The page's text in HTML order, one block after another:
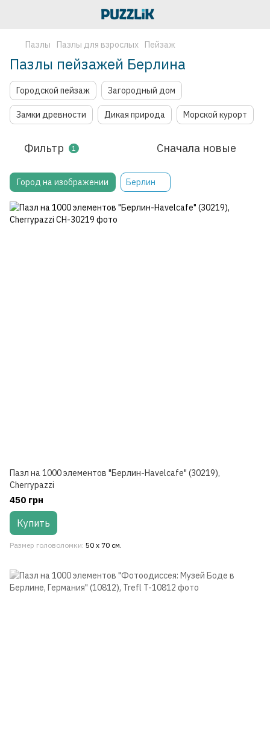
Пазлы Пазлы для взрослых Пейзаж
Пазлы пейзажей Берлина
Городской пейзаж Загородный дом
Замки древности Дикая природа Морской курорт
Фильтр 1 Сначала новые
Город на изображении Берлин
Пазл на 1000 элементов "Берлин-Havelcafe" (30219),
Cherrypazzi
450 грн
Купить
Размер головоломки 50 x 70 см.